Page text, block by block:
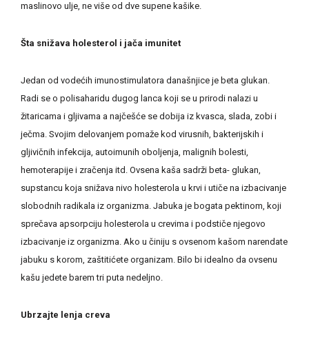
maslinovo ulje, ne više od dve supene kašike.
Šta snižava holesterol i jača imunitet
Jedan od vodećih imunostimulatora današnjice je beta glukan.
Radi se o polisaharidu dugog lanca koji se u prirodi nalazi u
žitaricama i gljivama a najčešće se dobija iz kvasca, slada, zobi i
ječma. Svojim delovanjem pomaže kod virusnih, bakterijskih i
gljivičnih infekcija, autoimunih oboljenja, malignih bolesti,
hemoterapije i zračenja itd. Ovsena kaša sadrži beta- glukan,
supstancu koja snižava nivo holesterola u krvi i utiče na izbacivanje
slobodnih radikala iz organizma. Jabuka je bogata pektinom, koji
sprečava apsorpciju holesterola u crevima i podstiče njegovo
izbacivanje iz organizma. Ako u činiju s ovsenom kašom narendate
jabuku s korom, zaštitićete organizam. Bilo bi idealno da ovsenu
kašu jedete barem tri puta nedeljno.
Ubrzajte lenja creva